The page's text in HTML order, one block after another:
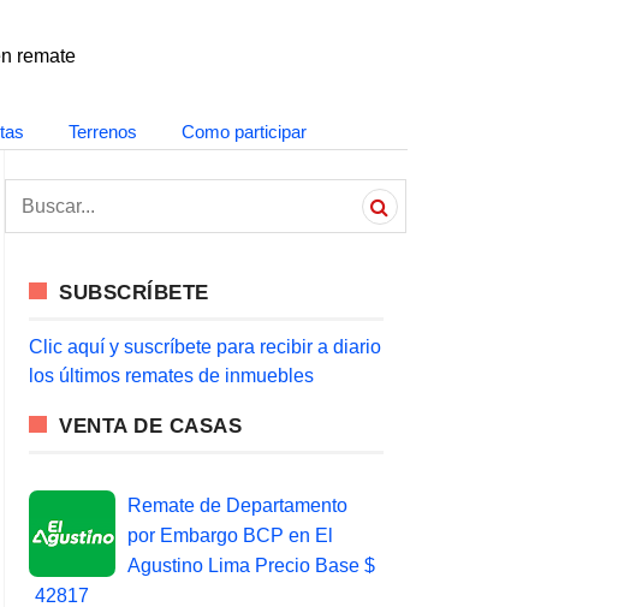
remate
Terrenos Como participar
a
SUBSCRÍBETE
Clic aquí y suscríbete para recibir a diario
los últimos remates de inmuebles
VENTA DE CASAS
Remate de Departamento
por Embargo BCP en El
Agustino Lima Precio Base $
42817